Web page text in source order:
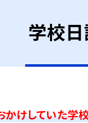
学校
けしていた学